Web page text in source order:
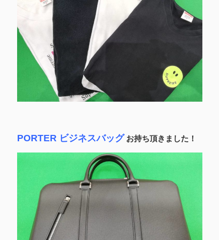
PORTER ビジネスバッグお持ち頂きました！